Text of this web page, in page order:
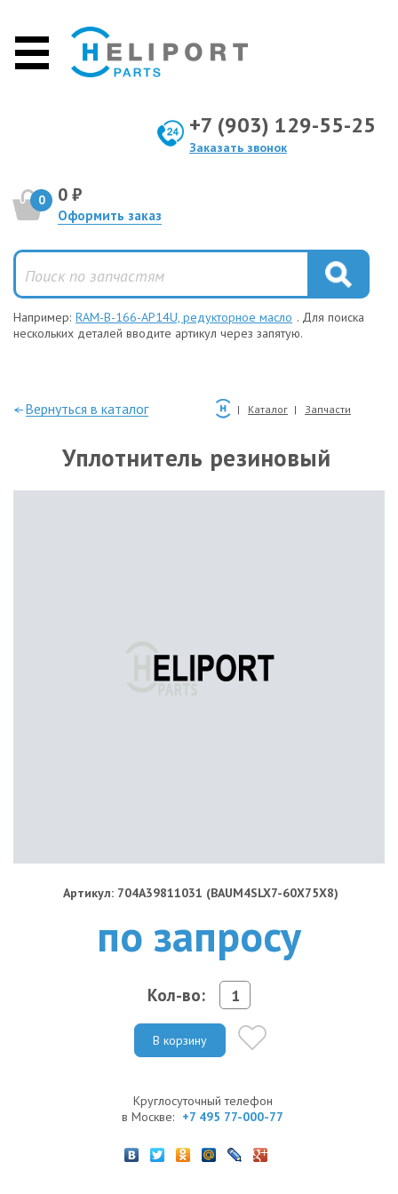
+7 (903) 129-55-25
Заказать звонок
0 0 ₽
Оформить заказ
Например: RAM-B-166-AP14U, редукторное масло . Для поиска
нескольких деталей вводите артикул через запятую.
—Вернуться в каталог Каталог Запчасти
Уплотнитель резиновый
Артикул: 704A39811031 (BAUM4SLX7-60X75X8)
по запросу
Кол-во:
В корзину
Круглосуточный телефон
в Москве: +7 495 77-000-77